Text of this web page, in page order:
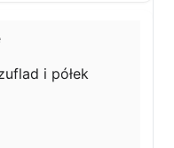
i półek